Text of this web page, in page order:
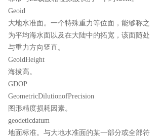
Geoid
大地水准面。一个特殊重力等位面，能够称之
为平均海水面以及在大陆中的拓宽，该面随处
与重力方向竖直。
GeoidHeight
海拔高。
GDOP
GeometricDilutionofPrecision
图形精度损耗因素。
geodeticdatum
地面标准。与大地水准面的某一部分或全部符